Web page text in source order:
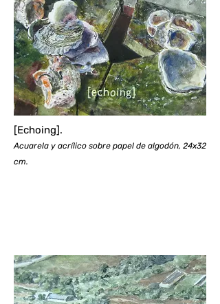
[Echoing].
Acuarela y acrílico sobre papel de algodón, 24x32
cm.